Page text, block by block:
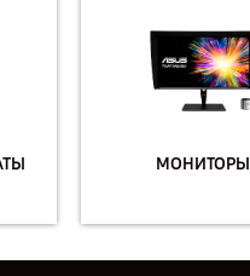
МОНИТОРЫ